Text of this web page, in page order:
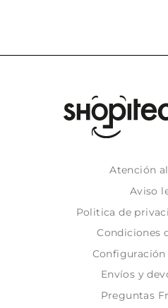
Atención
Aviso
Politica de
Condiciones
Configuración
Envíos y
Preguntas